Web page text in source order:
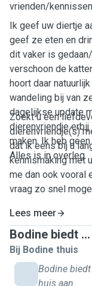
vrienden/
Ik geef uw diertje
geef ze eten en
dit vaker is
verschoon de
hoort daar
wandeling bij van
dagelijkse update
dierenvriendje
maken. Ik heb
Alles is in overleg.
Zoekt u een
dierenvriendje(s)
dat ik eens bij u
kennismaking met
me dan ook vooral
vraag zo snel
Lees meer
Bodine biedt ...
Bij Bodine thuis
Bodine
huis aan.